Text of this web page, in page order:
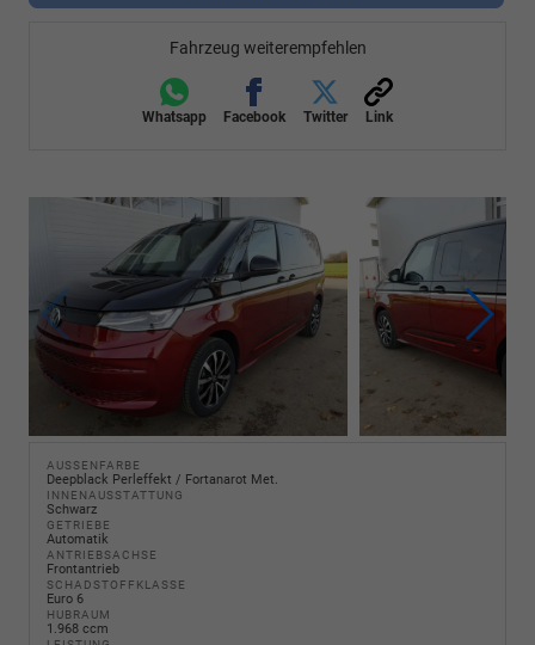
Fahrzeug weiterempfehlen
Whatsapp Facebook Twitter Link
AUSSENFARBE
Deepblack Perleffekt / Fortanarot Met.
INNENAUSSTATTUNG
Schwarz
GETRIEBE
Automatik
ANTRIEBSACHSE
Frontantrieb
SCHADSTOFFKLASSE
Euro 6
HUBRAUM
1.968 ccm